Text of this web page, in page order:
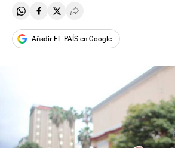
Compartir en Whatsapp
Compartir en Facebook
Compartir en Twitter
Desplegar Redes Sociales
Añadir EL PAÍS en Google